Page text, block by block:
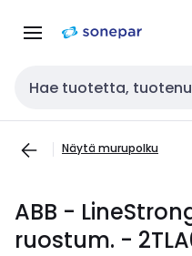
navigointiinsisältöön
Haku
Näytä murupolku
ABB -
ruostum. -